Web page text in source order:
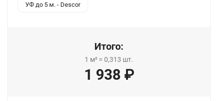
УФ до 5 м. - Descor
Итого:
1 м² = 0,313 шт.
1 938 ₽